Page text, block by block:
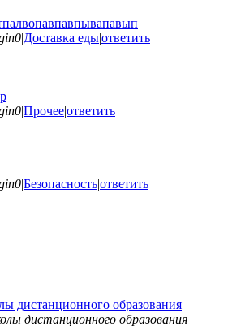
|Доставка еды|ответить
|Прочее|ответить
|Безопасность|ответить
дистанционного образования